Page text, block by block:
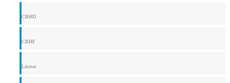
CBHD
CBHF
Litowe